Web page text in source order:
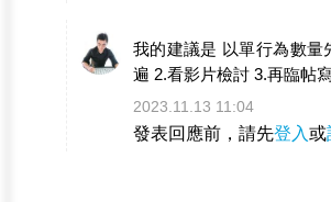
我的建議是 以單行為數量
遍 2.看影片檢討 3.再臨帖
2023.11.13 11:04
發表回應前，請先登入或